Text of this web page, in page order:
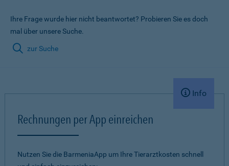
Ihre Frage wurde hier nicht beantwortet? Probieren Sie es doch
mal über unsere Suche.
zur Suche
Info
Rechnungen per App einreichen
Nutzen Sie die BarmeniaApp um Ihre Tierarztkosten schnell